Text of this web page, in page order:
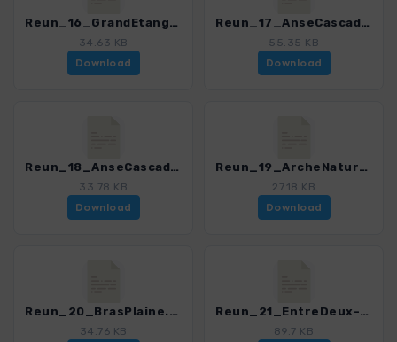
Reun_16_GrandEtang.gpx
34.63 KB
Download
Reun_17_AnseCascades-PointeCorail.gpx
55.35 KB
Download
Reun_18_AnseCascades-BoisBlanc.gpx
33.78 KB
Download
Reun_19_ArcheNaturelle.gpx
27.18 KB
Download
Reun_20_BrasPlaine.gpx
34.76 KB
Reun_21_EntreDeux-Dimitile-Refuge-CaverneDufour.gpx
89.7 KB